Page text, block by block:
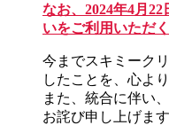
なお、2024年4月
いをご利用いただ
今までスキミーク
したことを、心よ
また、統合に伴い
お詫び申し上げます